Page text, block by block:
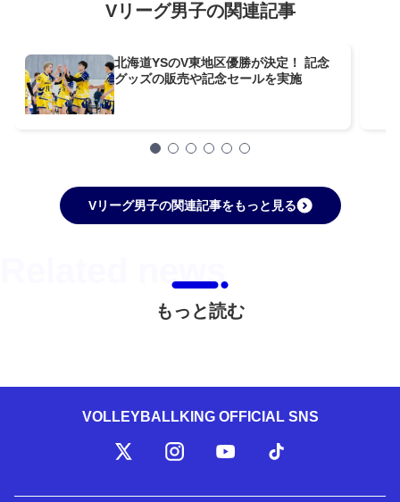
Vリーグ男子の関連記事
北海道YSのV東地区優勝が決定！ 記念
グッズの販売や記念セールを実施
Vリーグ男子の関連記事をもっと見る
もっと読む
VOLLEYBALLKING OFFICIAL SNS